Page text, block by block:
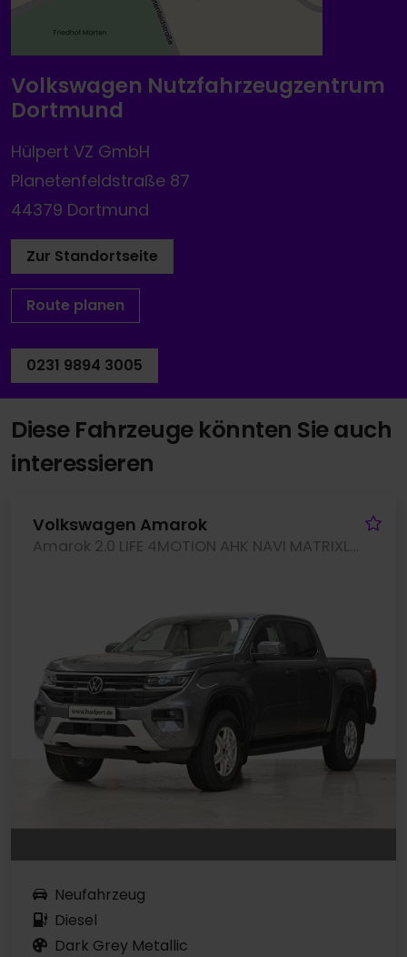
Volkswagen Nutzfahrzeugzentrum
Dortmund
Hülpert VZ GmbH
Planetenfeldstraße 87
44379 Dortmund
Zur Standortseite
Route planen
0231 9894 3005
Diese Fahrzeuge könnten Sie auch
interessieren
Volkswagen Amarok
Amarok 2.0 LIFE 4MOTION AHK NAVI MATRIXLED CAM
Neufahrzeug
Diesel
Dark Grey Metallic